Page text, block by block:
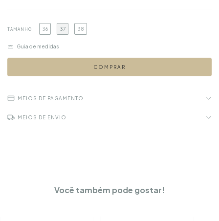
TAMANHO 36 37 38
Guia de medidas
MEIOS DE PAGAMENTO
MEIOS DE ENVIO
Você também pode gostar!